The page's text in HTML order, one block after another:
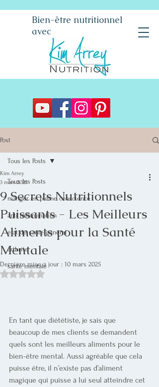
Bien-être nutritionnel
avec
Post
Tous les Posts
manger en pleine conscience
anti inflammation
état de santé général
arthrite
santé mentale
Tous les Posts
9 Secrets Nutritionnels
Puissants - Les Meilleurs
Aliments pour la Santé
Mentale
Kim Arrey
3 mars 2025
Dernière mise à jour : 10 mars 2025
Noté NaN étoiles sur 5.
En tant que diététiste, je sais que
beaucoup de mes clients se demandent
quels sont les meilleurs aliments pour le
bien-être mental. Aussi agréable que cela
puisse être, il n’existe pas d’aliment
magique qui puisse à lui seul atteindre cet